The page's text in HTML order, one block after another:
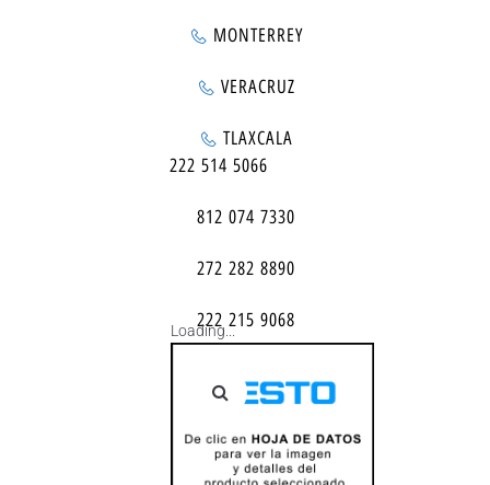
MONTERREY
VERACRUZ
TLAXCALA
222 514 5066
812 074 7330
272 282 8890
222 215 9068
Loading...